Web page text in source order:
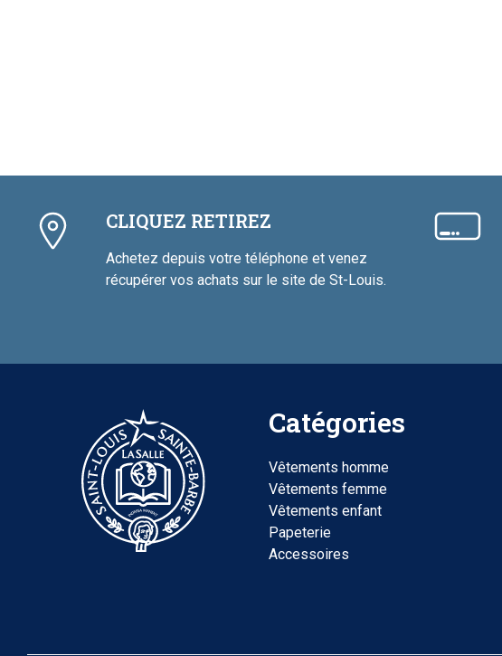
CLIQUEZ RETIREZ
Achetez depuis votre téléphone et venez
récupérer vos achats sur le site de St-Louis.
Catégories
Vêtements homme
Vêtements femme
Vêtements enfant
Papeterie
Accessoires